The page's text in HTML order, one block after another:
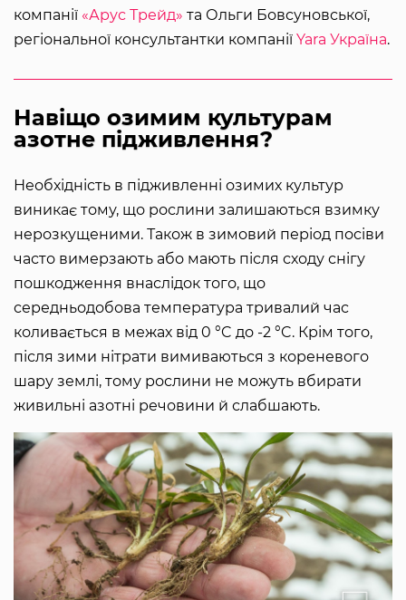
компанії «Арус Трейд» та Ольги Бовсуновської,
регіональної консультантки компанії Yara Україна.
Навіщо озимим культурам
азотне підживлення?
Необхідність в підживленні озимих культур
виникає тому, що рослини залишаються взимку
нерозкущеними. Також в зимовий період посіви
часто вимерзають або мають після сходу снігу
пошкодження внаслідок того, що
середньодобова температура тривалий час
коливається в межах від 0 °C до -2 °C. Крім того,
після зими нітрати вимиваються з кореневого
шару землі, тому рослини не можуть вбирати
живильні азотні речовини й слабшають.